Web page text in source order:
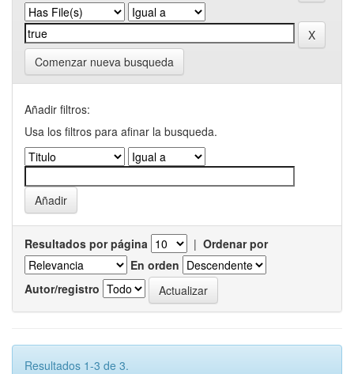
Comenzar nueva busqueda
Añadir filtros:
Usa los filtros para afinar la busqueda.
Resultados por página | Ordenar por
En orden
Autor/registro
Resultados 1-3 de 3.